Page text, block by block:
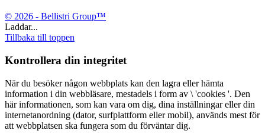
© 2026 - Bellistri Group™
Laddar...
Tillbaka till toppen
Kontrollera din integritet
När du besöker någon webbplats kan den lagra eller hämta
information i din webbläsare, mestadels i form av \ 'cookies '. Den
här informationen, som kan vara om dig, dina inställningar eller din
internetanordning (dator, surfplattform eller mobil), används mest för
att webbplatsen ska fungera som du förväntar dig.